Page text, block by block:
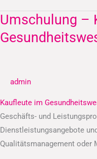
Umschulung –
admin
Kaufleute im
Geschäfts- und
Dienstleistungsangebote
Qualitätsmanagement oder
Umschulung
–
Kaufleute
(IHK)